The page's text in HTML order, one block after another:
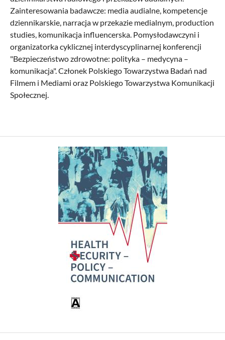
Zainteresowania badawcze: media audialne, kompetencje
dziennikarskie, narracja w przekazie medialnym, production
studies, komunikacja influencerska. Pomysłodawczyni i
organizatorka cyklicznej interdyscyplinarnej konferencji
"Bezpieczeństwo zdrowotne: polityka – medycyna –
komunikacja". Członek Polskiego Towarzystwa Badań nad
Filmem i Mediami oraz Polskiego Towarzystwa Komunikacji
Społecznej.